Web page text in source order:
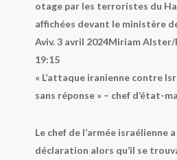
otage par les terroristes du
affichées devant le ministère
Aviv. 3 avril 2024Miriam Alster/
19:15
« L’attaque iranienne contre
sans réponse » – chef d’état-
Le chef de l’armée israélienne
déclaration alors qu’il se